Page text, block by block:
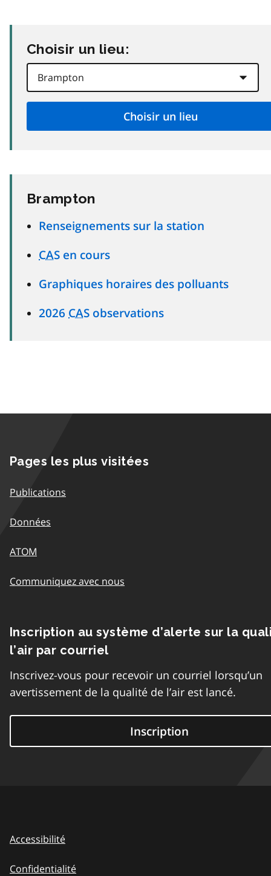
Choisir un lieu:
Brampton
Renseignements sur la station
CAS en cours
Graphiques horaires des polluants
2026 CAS observations
Pages les plus visitées
Publications
Données
ATOM
Communiquez avec nous
Inscription au système d’alerte sur la
l’air par courriel
Inscrivez-vous pour recevoir un courriel lorsqu’un
avertissement de la qualité de l’air est lancé.
Inscription
Accessibilité
Confidentialité